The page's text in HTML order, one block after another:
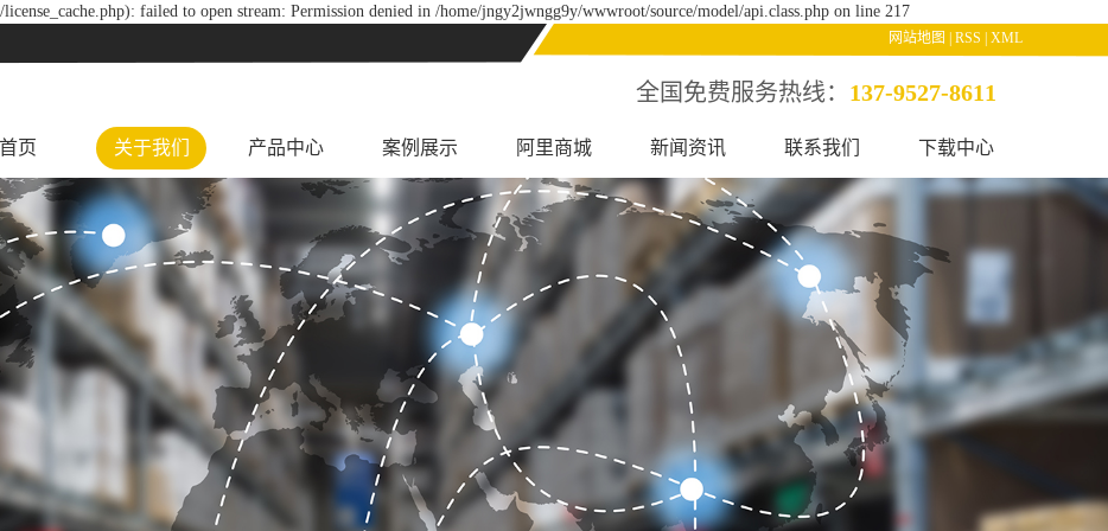
failed to open stream: Permission denied in /home/jngy2jwngg9y/wwwroot/source/model/api.class.php on line 217
网站地图 RSS XML
全国免费服务热线： 137-9527-8611
首页 关于我们 产品中心 案例展示 阿里商城 新闻资讯 联系我们 下载中心